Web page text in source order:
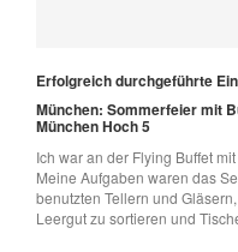
Erfolgreich durchgeführte
München: Sommerfeier mit
München Hoch 5
Ich war an der Flying Buffet
Meine Aufgaben waren das
benutzten Tellern und
Leergut zu sortieren und